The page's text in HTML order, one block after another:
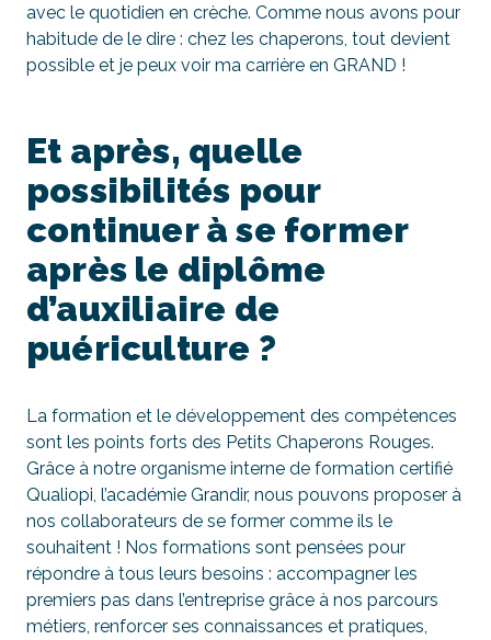
avec le quotidien en crèche. Comme nous avons pour
habitude de le dire : chez les chaperons, tout devient
possible et je peux voir ma carrière en GRAND !
Et après, quelle
possibilités pour
continuer à se former
après le diplôme
d’auxiliaire de
puériculture ?
La formation et le développement des compétences
sont les points forts des Petits Chaperons Rouges.
Grâce à notre organisme interne de formation certifié
Qualiopi, l’académie Grandir, nous pouvons proposer à
nos collaborateurs de se former comme ils le
souhaitent ! Nos formations sont pensées pour
répondre à tous leurs besoins : accompagner les
premiers pas dans l’entreprise grâce à nos parcours
métiers, renforcer ses connaissances et pratiques,